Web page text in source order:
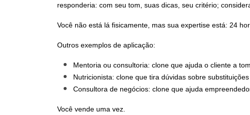
responderia: com seu tom, suas dicas, seu critério;
Você não está lá fisicamente, mas sua expertise está: 24
Outros exemplos de aplicação:
Mentoria ou consultoria: clone que ajuda o cliente a
Nutricionista: clone que tira dúvidas sobre
Consultora de negócios: clone que ajuda
Você vende uma vez.